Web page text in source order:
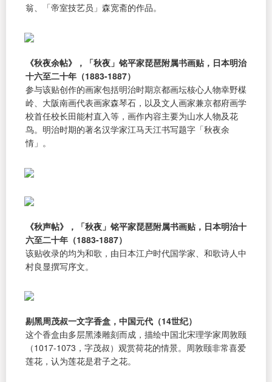
翁、「帝室技艺员」森宽斋的作品。
《秋夜余帖》，「秋夜」铭平家琵琶附属书画贴，日本明治
十六至二十年（1883-1887）
参与该贴创作的画家包括明治时期京都画坛核心人物幸野楳
岭、大阪南画代表画家森琴石，以及文人画家兼京都府画学
校首任校长田能村直入等，画作内容主要为山水人物及花
鸟。明治时期的著名汉学家江马天江书写题字「秋夜余
情」。
《秋声帖》，「秋夜」铭平家琵琶附属书画贴，日本明治十
六至二十年（1883-1887）
该贴收录的均为和歌，由日本江户时代国学家、和歌诗人中
村良显撰写序文。
剔黑周茂叔一文字香盒，中国元代（14世纪）
这个香盒由多层黑漆雕刻而成，描绘中国北宋理学家周敦颐
（1017-1073，字茂叔）观赏荷花的情景。周敦颐非常喜爱
莲花，认为莲花是君子之花。